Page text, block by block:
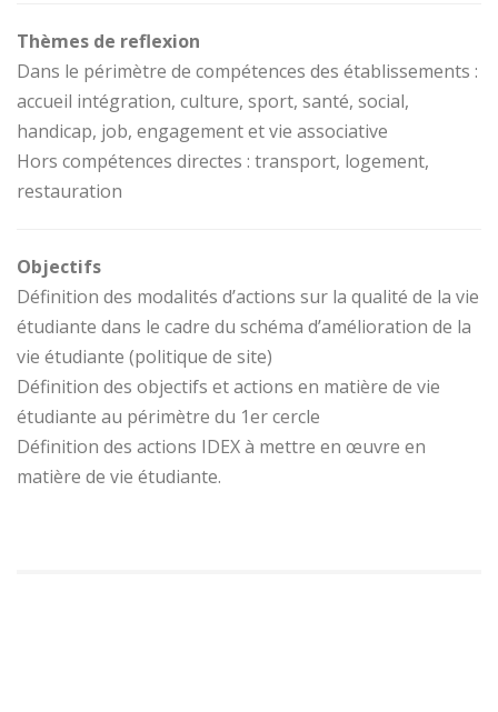
Thèmes de reflexion
Dans le périmètre de compétences des établissements :
accueil intégration, culture, sport, santé, social,
handicap, job, engagement et vie associative
Hors compétences directes : transport, logement,
restauration
Objectifs
Définition des modalités d’actions sur la qualité de la vie
étudiante dans le cadre du schéma d’amélioration de la
vie étudiante (politique de site)
Définition des objectifs et actions en matière de vie
étudiante au périmètre du 1er cercle
Définition des actions IDEX à mettre en œuvre en
matière de vie étudiante.